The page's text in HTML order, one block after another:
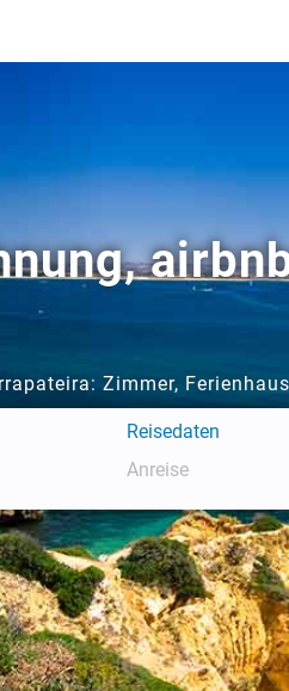
Zimmer,
Reisedaten